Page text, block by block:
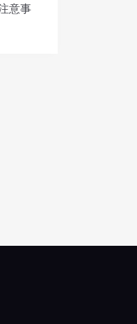
意事